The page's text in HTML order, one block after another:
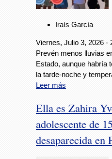
Iraís García
Viernes, Julio 3, 2026 -
Prevén menos lluvias
Estado, aunque habría
la tarde-noche y
Leer más
Ella es Zahira
adolescente de
desaparecida en